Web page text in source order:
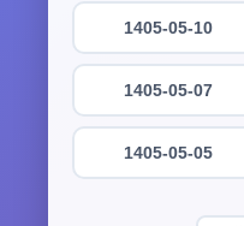
1405-05-10
1405-05-07
1405-05-05